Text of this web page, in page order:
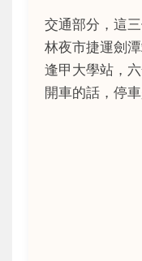
交通部分，這
林夜市捷運劍
逢甲大學站，
開車的話，停